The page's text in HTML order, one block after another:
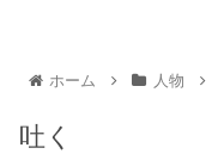
ホーム 人物
吐く